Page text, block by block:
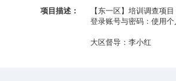
项目描述：
【东一区】培训调查项目
登录账号与密码：使用
大区督导：李小红